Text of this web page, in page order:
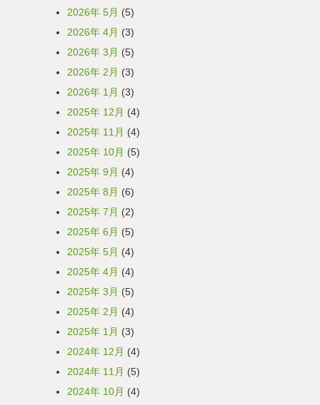
2026年 5月 (5)
2026年 4月 (3)
2026年 3月 (5)
2026年 2月 (3)
2026年 1月 (3)
2025年 12月 (4)
2025年 11月 (4)
2025年 10月 (5)
2025年 9月 (4)
2025年 8月 (6)
2025年 7月 (2)
2025年 6月 (5)
2025年 5月 (4)
2025年 4月 (4)
2025年 3月 (5)
2025年 2月 (4)
2025年 1月 (3)
2024年 12月 (4)
2024年 11月 (5)
2024年 10月 (4)